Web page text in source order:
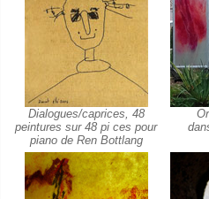
Dialogues/caprices, 48
peintures sur 48 pi ces pour
piano de Ren Bottlang